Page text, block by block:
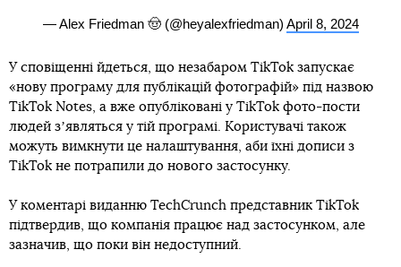
— Alex Friedman 🤠 (@heyalexfriedman) April 8, 2024
У сповіщенні йдеться, що незабаром TikTok запускає
«нову програму для публікацій фотографій» під назвою
TikTok Notes, а вже опубліковані у TikTok фото-пости
людей зʼявляться у тій програмі. Користувачі також
можуть вимкнути це налаштування, аби їхні дописи з
TikTok не потрапили до нового застосунку.
У коментарі виданню TechCrunch представник TikTok
підтвердив, що компанія працює над застосунком, але
зазначив, що поки він недоступний.